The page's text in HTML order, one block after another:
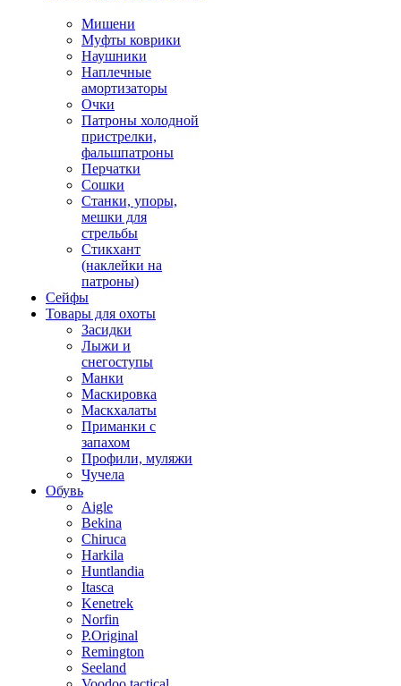
Мишени
Муфты коврики
Наушники
Наплечные
амортизаторы
Очки
Патроны холодной
пристрелки,
фальшпатроны
Перчатки
Сошки
Станки, упоры,
мешки для
стрельбы
Стикхант
(наклейки на
патроны)
Сейфы
Товары для охоты
Засидки
Лыжи и
снегоступы
Манки
Маскировка
Маскхалаты
Приманки с
запахом
Профили, муляжи
Чучела
Обувь
Aigle
Bekina
Chiruсa
Harkila
Huntlandia
Itasca
Kenetrek
Norfin
P.Original
Remington
Seeland